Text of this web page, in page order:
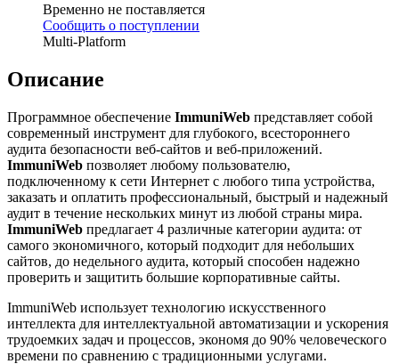
Временно не поставляется
Сообщить о поступлении
Multi-Platform
Описание
Программное обеспечение ImmuniWeb представляет собой
современный инструмент для глубокого, всестороннего
аудита безопасности веб-сайтов и веб-приложений.
ImmuniWeb позволяет любому пользователю,
подключенному к сети Интернет с любого типа устройства,
заказать и оплатить профессиональный, быстрый и надежный
аудит в течение нескольких минут из любой страны мира.
ImmuniWeb предлагает 4 различные категории аудита: от
самого экономичного, который подходит для небольших
сайтов, до недельного аудита, который способен надежно
проверить и защитить большие корпоративные сайты.
ImmuniWeb использует технологию искусственного
интеллекта для интеллектуальной автоматизации и ускорения
трудоемких задач и процессов, экономя до 90% человеческого
времени по сравнению с традиционными услугами.